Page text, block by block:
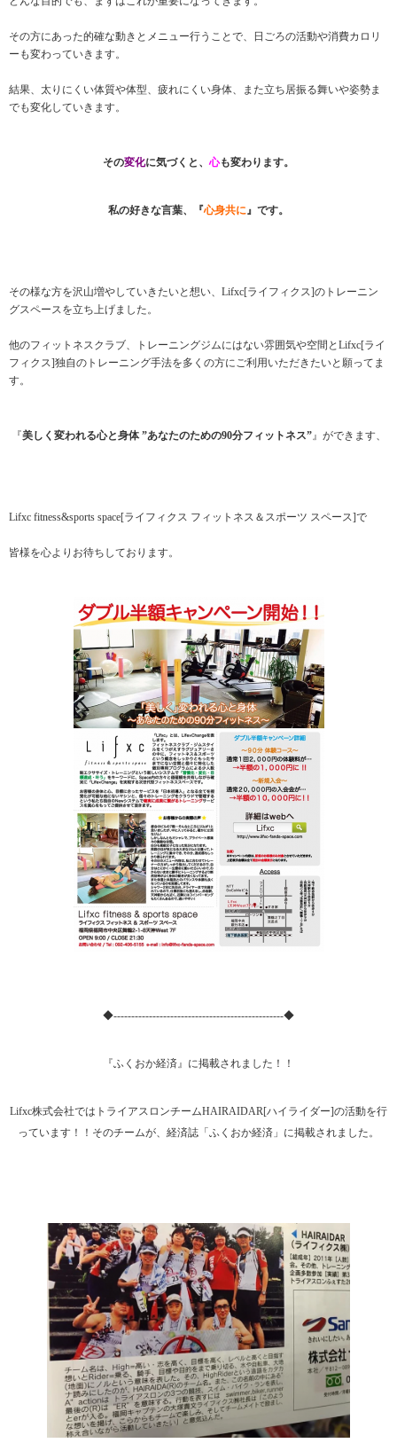
その方にあった的確な動きとメニュー行うことで、日ごろの活動や消費カロリ
ーも変わっていきます。
結果、太りにくい体質や体型、疲れにくい身体、また立ち居振る舞いや姿勢ま
でも変化していきます。
その変化に気づくと、心も変わります。
私の好きな言葉、『心身共に』です。
その様な方を沢山増やしていきたいと想い、Lifxc[ライフィクス]のトレーニン
グスペースを立ち上げました。
他のフィットネスクラブ、トレーニングジムにはない雰囲気や空間とLifxc[ライ
フィクス]独自のトレーニング手法を多くの方にご利用いただきたいと願ってま
す。
『美しく変われる心と身体 ”あなたのための90分フィットネス”』ができます、
Lifxc fitness&sports space[ライフィクス フィットネス＆スポーツ スペース]で
皆様を心よりお待ちしております。
◆------------------------------------------------◆
『ふくおか経済』に掲載されました！！
Lifxc株式会社ではトライアスロンチームHAIRAIDAR[ハイライダー]の活動を行
っています！！そのチームが、経済誌「ふくおか経済」に掲載されました。